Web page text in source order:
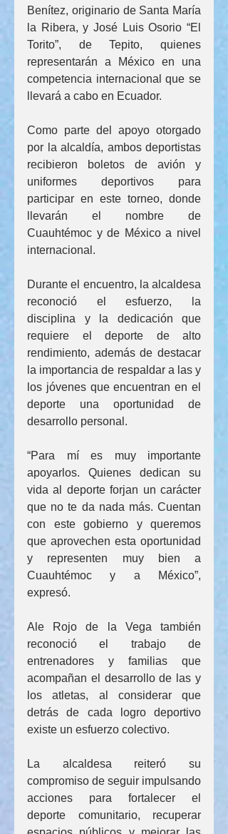
Benítez, originario de Santa María
la Ribera, y José Luis Osorio “El
Torito”, de Tepito, quienes
representarán a México en una
competencia internacional que se
llevará a cabo en Ecuador.
Como parte del apoyo otorgado
por la alcaldía, ambos deportistas
recibieron boletos de avión y
uniformes deportivos para
participar en este torneo, donde
llevarán el nombre de
Cuauhtémoc y de México a nivel
internacional.
Durante el encuentro, la alcaldesa
reconoció el esfuerzo, la
disciplina y la dedicación que
requiere el deporte de alto
rendimiento, además de destacar
la importancia de respaldar a las y
los jóvenes que encuentran en el
deporte una oportunidad de
desarrollo personal.
“Para mí es muy importante
apoyarlos. Quienes dedican su
vida al deporte forjan un carácter
que no te da nada más. Cuentan
con este gobierno y queremos
que aprovechen esta oportunidad
y representen muy bien a
Cuauhtémoc y a México”,
expresó.
Ale Rojo de la Vega también
reconoció el trabajo de
entrenadores y familias que
acompañan el desarrollo de las y
los atletas, al considerar que
detrás de cada logro deportivo
existe un esfuerzo colectivo.
La alcaldesa reiteró su
compromiso de seguir impulsando
acciones para fortalecer el
deporte comunitario, recuperar